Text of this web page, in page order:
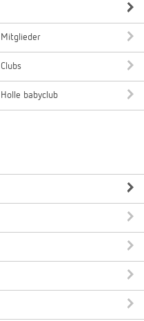
Mitglieder
Clubs
Holle babyclub